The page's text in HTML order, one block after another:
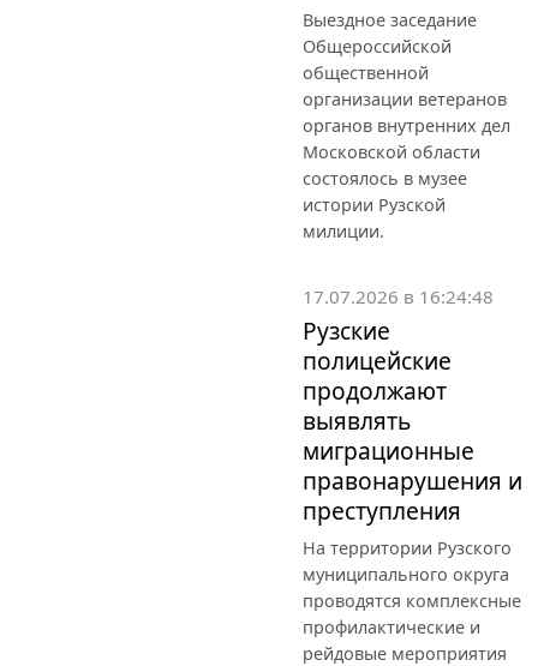
Выездное заседание
Общероссийской
общественной
организации ветеранов
органов внутренних дел
Московской области
состоялось в музее
истории Рузской
милиции.
17.07.2026 в 16:24:48
Рузские
полицейские
продолжают
выявлять
миграционные
правонарушения и
преступления
На территории Рузского
муниципального округа
проводятся комплексные
профилактические и
рейдовые мероприятия